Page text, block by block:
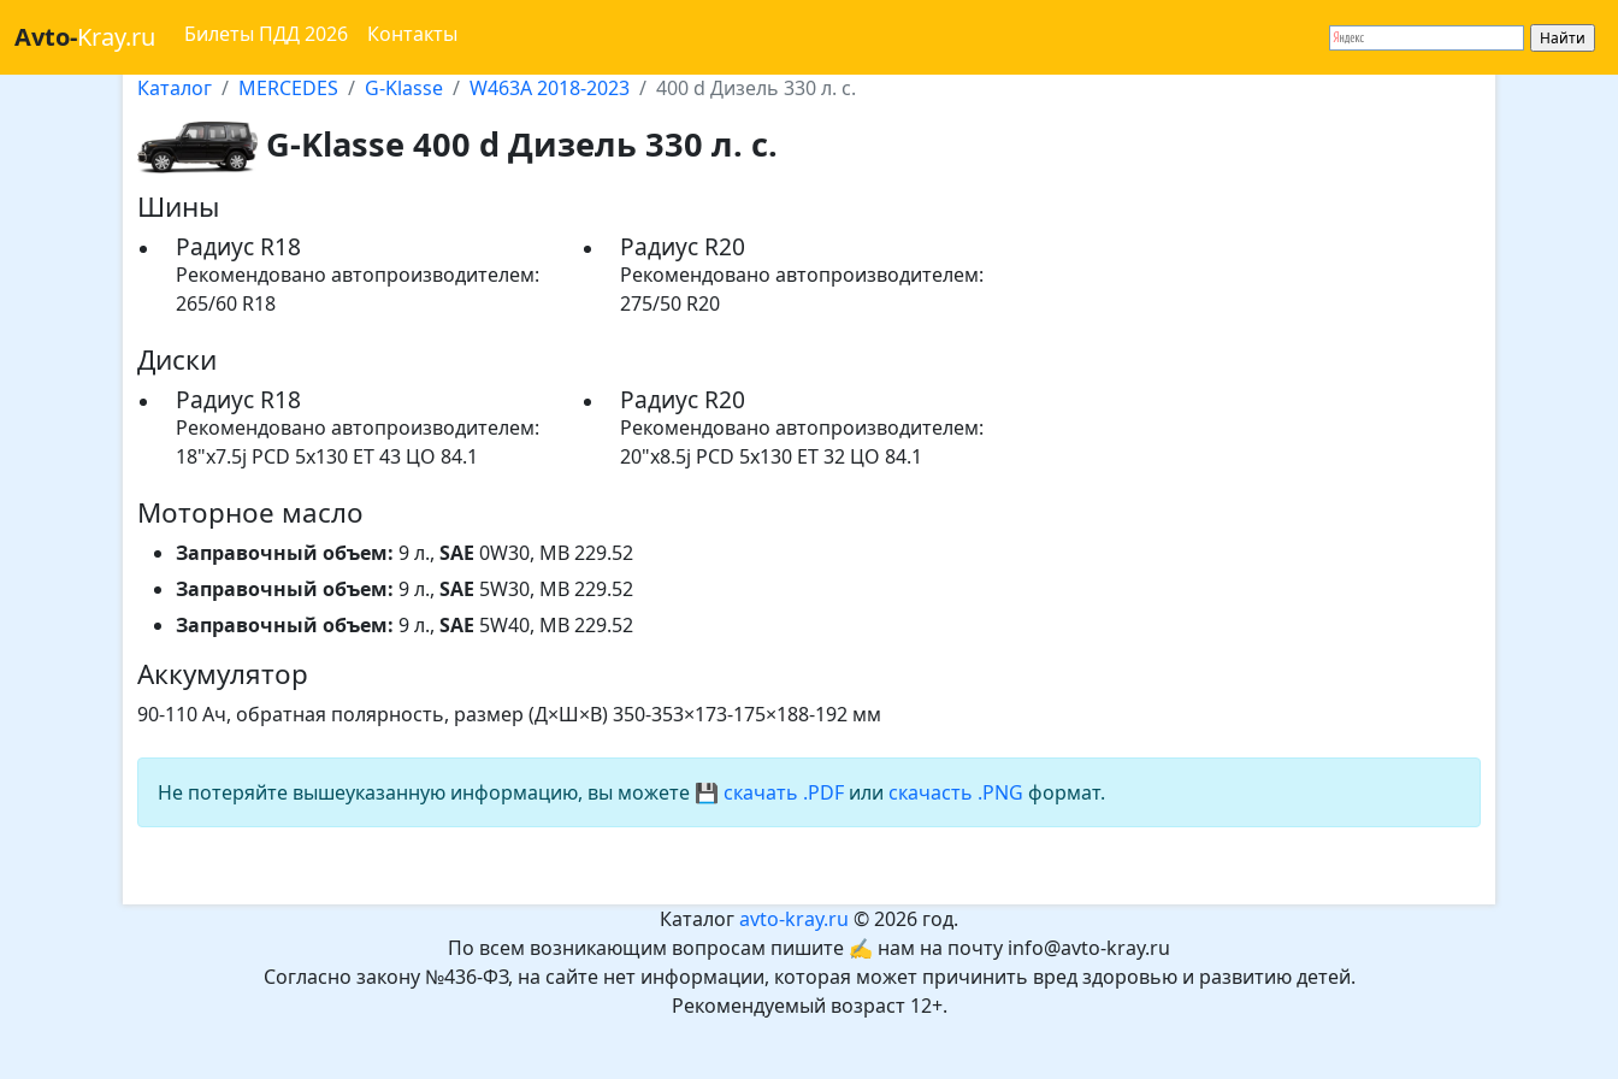
Avto-Kray.ru Билеты ПДД 2026 Контакты
Каталог MERCEDES G-Klasse W463A 2018-2023 400 d Дизель 330 л. с.
G-Klasse 400 d Дизель 330 л. с.
Шины
Радиус R18
Рекомендовано автопроизводителем:
265/60 R18
Радиус R20
Рекомендовано автопроизводителем:
275/50 R20
Диски
Радиус R18
Рекомендовано автопроизводителем:
18"x7.5j PCD 5x130 ET 43 ЦО 84.1
Радиус R20
Рекомендовано автопроизводителем:
20"x8.5j PCD 5x130 ET 32 ЦО 84.1
Моторное масло
Заправочный объем: 9 л., SAE 0W30, MB 229.52
Заправочный объем: 9 л., SAE 5W30, MB 229.52
Заправочный объем: 9 л., SAE 5W40, MB 229.52
Аккумулятор
90-110 Ач, обратная полярность, размер (Д×Ш×В) 350-353×173-175×188-192 мм
Не потеряйте вышеуказанную информацию, вы можете 💾 скачать .PDF или скачасть .PNG формат.
Каталогavto-kray.ru © 2026 год.
По всем возникающим вопросам пишите ✍ нам на почту info@avto-kray.ru
Согласно закону №436-ФЗ, на сайте нет информации, которая может причинить вред здоровью и развитию детей.
Рекомендуемый возраст 12+.